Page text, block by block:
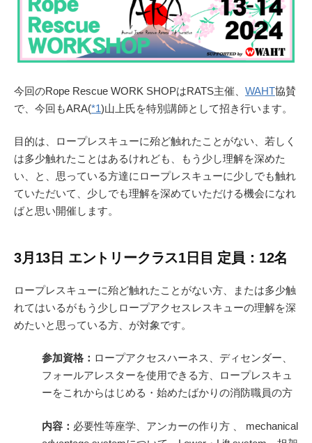
今回のRope Rescue WORK SHOPはRATS主催、 WAHT協賛
で、今回もARA(*1)山上氏を特別講師として招き行います。
目的は、ロープレスキューに殆ど触れたことがない、若しく
は多少触れたことはあるけれども、もう少し理解を深めた
い、と、思っている方達にロープレスキューに少しでも触れ
ていただいて、少しでも理解を深めていただける機会になれ
ばと思い開催します。
3月13日 エントリークラス1日目 定員：12名
ロープレスキューに殆ど触れたことがない方、または多少触
れてはいるがもう少しロープアクセスレスキューの理解を深
めたいと思っている方、が対象です。
参加資格： ロープアクセスハーネス、ディセンダー、
フォールアレスターを使用できる方、ロープレスキュ
ーをこれからはじめる・始めたばかりの消防職員の方
内容： 必要性等座学、アンカーの作り方 、 mechanical